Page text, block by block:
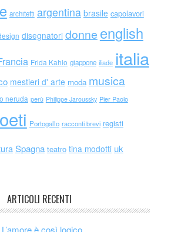
architetti argentina brasile capolavori
disegnatori donne english
Frida Kahlo giappone iliade italia
mestieri d' arte moda musica
neruda perù Philippe Jaroussky Pier Paolo
Portogallo racconti brevi registi
Spagna teatro tina modotti uk
ARTICOLI RECENTI
è così logico